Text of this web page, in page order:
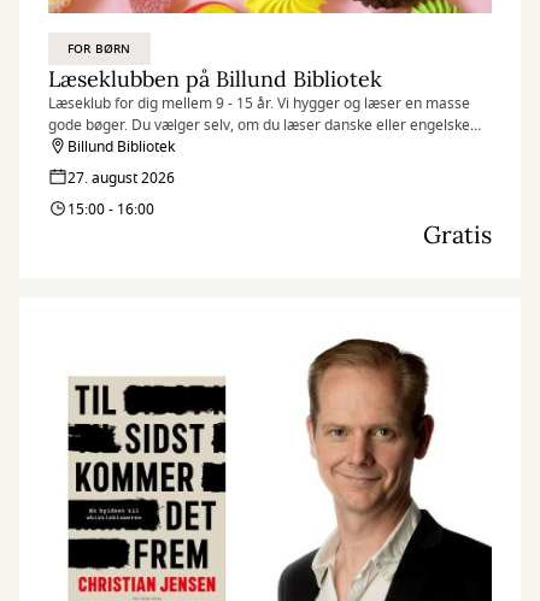
FOR BØRN
Læseklubben på Billund Bibliotek
Læseklub for dig mellem 9 - 15 år. Vi hygger og læser en masse
gode bøger. Du vælger selv, om du læser danske eller engelske
bøger. Der er ingen tilmelding, du møder bare op.
Billund Bibliotek
27. august 2026
15:00 - 16:00
Gratis